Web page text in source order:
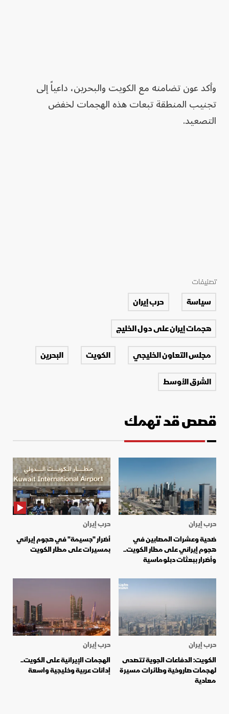
‏وأكد عون تضامنه مع الكويت والبحرين، داعياً إلى
تجنيب المنطقة تبعات هذه الهجمات لخفض
التصعيد.
تصنيفات
سياسة
حرب إيران
هجمات إيران على دول الخليج
مجلس التعاون الخليجي
الكويت
البحرين
الشرق الأوسط
قصص قد تهمك
حرب إيران
ضحية وعشرات المصابين في
هجوم إيراني على مطار الكويت..
وأضرار ببعثات دبلوماسية
حرب إيران
أضرار "جسيمة" في هجوم إيراني
بمسيرات على مطار الكويت
حرب إيران
الكويت: الدفاعات الجوية تتصدى
لهجمات صاروخية وطائرات مسيرة
معادية
حرب إيران
الهجمات الإيرانية على الكويت..
إدانات عربية وخليجية واسعة